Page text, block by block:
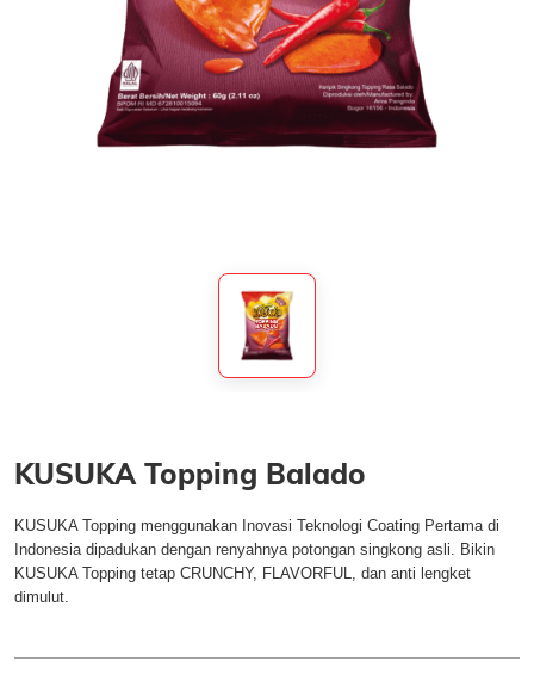
KUSUKA Topping Balado
KUSUKA Topping menggunakan Inovasi Teknologi Coating Pertama di
Indonesia dipadukan dengan renyahnya potongan singkong asli. Bikin
KUSUKA Topping tetap CRUNCHY, FLAVORFUL, dan anti lengket
dimulut.